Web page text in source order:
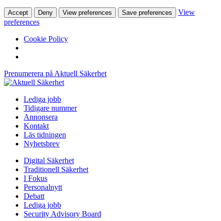
Accept Deny View preferences Save preferences
View
preferences
Cookie Policy
Prenumerera på Aktuell Säkerhet
Lediga jobb
Tidigare nummer
Annonsera
Kontakt
Läs tidningen
Nyhetsbrev
Digital Säkerhet
Traditionell Säkerhet
I Fokus
Personalnytt
Debatt
Lediga jobb
Security Advisory Board